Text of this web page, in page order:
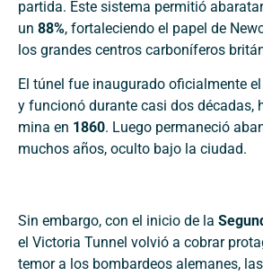
partida. Este sistema permitió
un 88%, fortaleciendo el papel de
los grandes centros carboníferos
El túnel fue inaugurado oficialmente el
y funcionó durante casi dos décadas,
mina en 1860. Luego permaneció
muchos años, oculto bajo la ciudad.
Sin embargo, con el inicio de la
el Victoria Tunnel volvió a cobrar
temor a los bombardeos alemanes,